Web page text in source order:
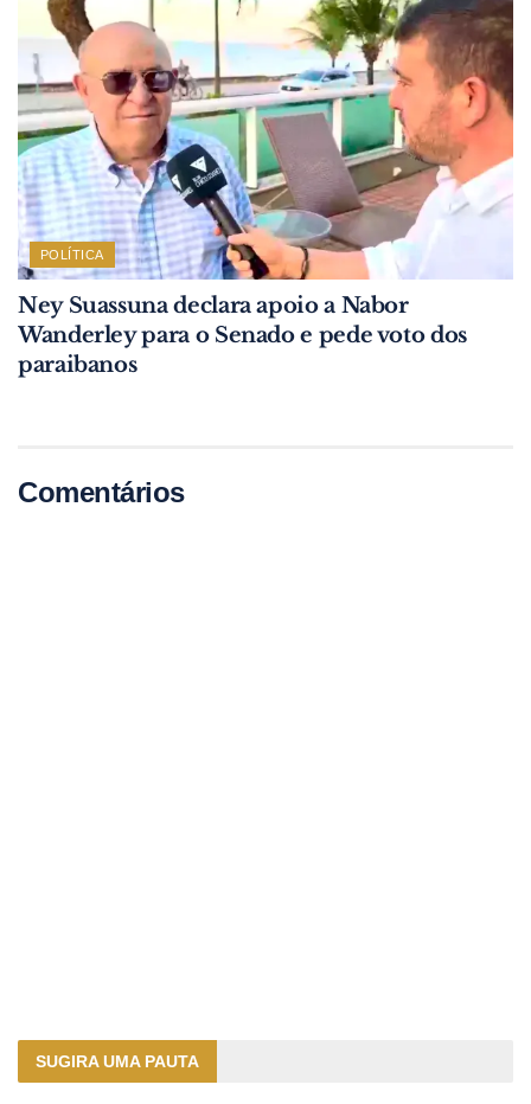
POLÍTICA
Ney Suassuna declara apoio a Nabor
Wanderley para o Senado e pede voto dos
paraibanos
Comentários
SUGIRA UMA PAUTA